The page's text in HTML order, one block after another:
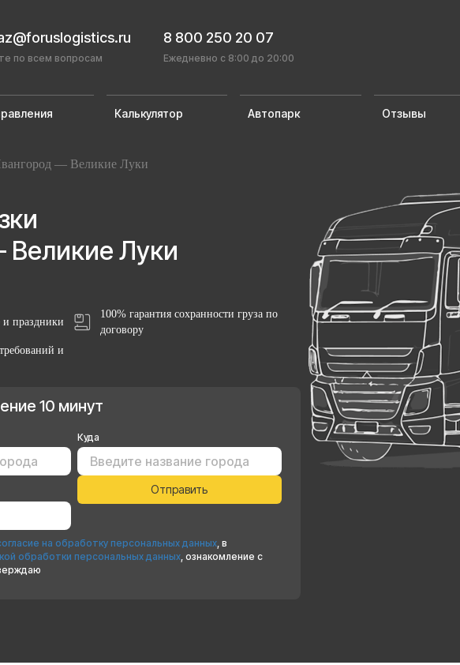
по всем вопросам
8 800 250 20 07
Ежедневно с 8:00 до 20:00
Калькулятор Автопарк Отзывы
— Великие Луки
Луки
и праздники
100% гарантия сохранности груза по
договору
и
10 минут
Куда
на обработку персональных данных, в
обработки персональных данных, ознакомление с